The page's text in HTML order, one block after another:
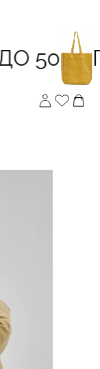
50